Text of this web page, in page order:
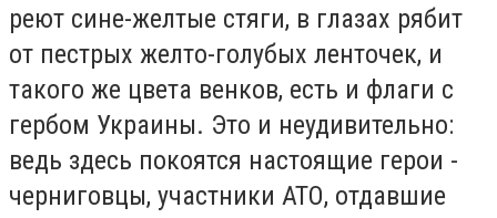
реют сине-желтые стяги, в глазах рябит
от пестрых желто-голубых ленточек, и
такого же цвета венков, есть и флаги с
гербом Украины. Это и неудивительно:
ведь здесь покоятся настоящие герои -
черниговцы, участники АТО, отдавшие